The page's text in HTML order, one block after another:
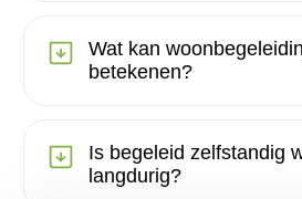
Wat kan
betekenen?
Is begeleid zelfstandig
langdurig?